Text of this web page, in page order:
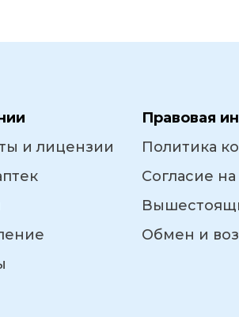
и лицензии
Правовая
Политика
Согласие
Обмен и